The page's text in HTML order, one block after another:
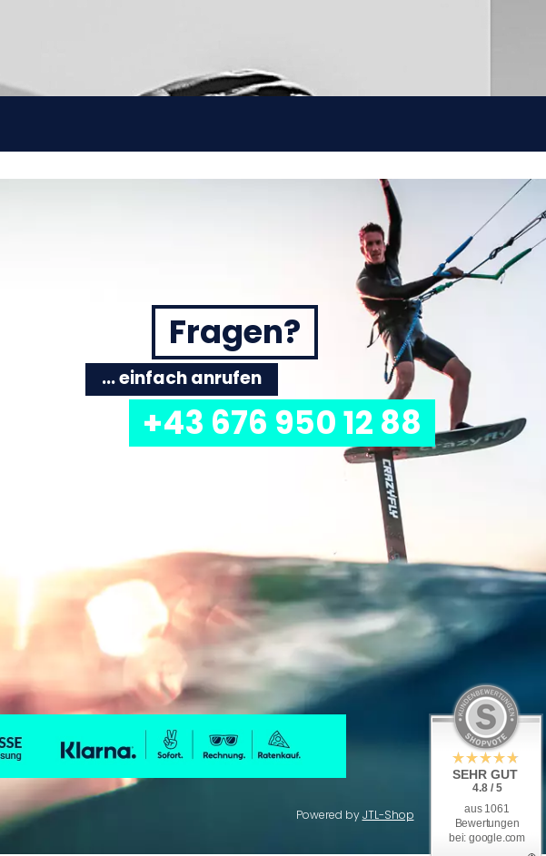
Fragen?
... einfach anrufen
+43 676 950 12 88
Powered byJTL-Shop
SEHR GUT
4.8 / 5
aus 1061
Bewertungen
bei: google.com